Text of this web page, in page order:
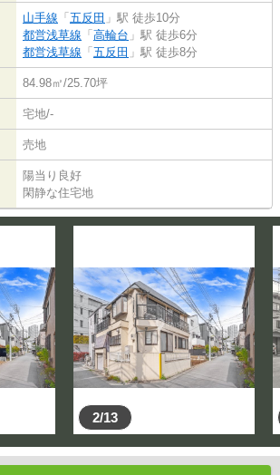
山手線 「 五反田 」駅 徒歩10分
都営浅草線 「 高輪台 」駅 徒歩6分
都営浅草線 「 五反田 」駅 徒歩8分
84.98㎡/25.70坪
宅地/-
売地
陽当り良好
閑静な住宅地
2/13